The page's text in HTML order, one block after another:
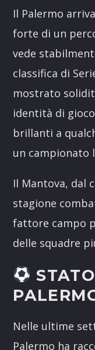
Il Palermo
forte di un
vede
classifica di
mostrato
identità di
brillanti a
un campionato
Il Mantova, dal
stagione
fattore campo
delle squadre
Nelle ultime
Palermo ha